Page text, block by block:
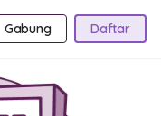
Gabung Daftar